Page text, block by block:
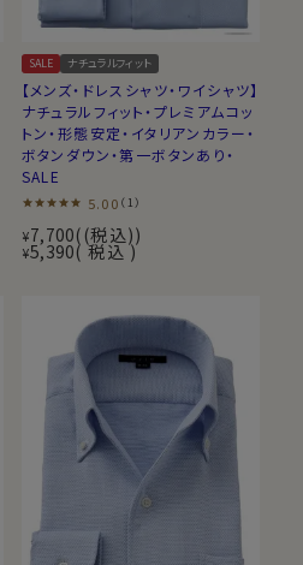
SALE ナチュラルフィット
【メンズ・ドレスシャツ・ワイシャツ】
ナチュラルフィット・プレミアムコッ
トン・形態安定・イタリアンカラー・
ボタンダウン・第一ボタンあり・
SALE
5.00 （1）
¥7,700 (税込)
¥5,390 税込